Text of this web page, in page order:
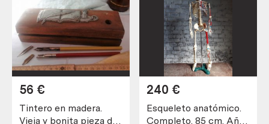
Tintero en madera.
Vieja y bonita pieza de
56 €
Esqueleto anatómico.
Completo. 85 cm. Año
240 €